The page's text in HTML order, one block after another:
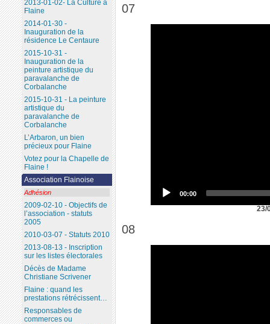
07
00:00
23/
08
2013-01-02- La Culture à
Flaine
2014-01-30 -
Inauguration de la
résidence Le Centaure
2015-10-31 -
Inauguration de la
peinture artistique du
paravalanche de
Corbalanche
2015-10-31 - La peinture
artistique du
paravalanche de
Corbalanche
L’Arbaron, un bien
précieux pour Flaine
Votez pour la Chapelle de
Flaine !
Association Flainoise
Adhésion
2009-02-10 - Objectifs de
l’association - statuts
2005
2010-03-07 - Statuts 2010
2013-08-13 - Inscription
sur les listes électorales
Décès de Madame
Christiane Scrivener
Flaine : quand les
prestations rétrécissent…
Responsables de
commerces ou